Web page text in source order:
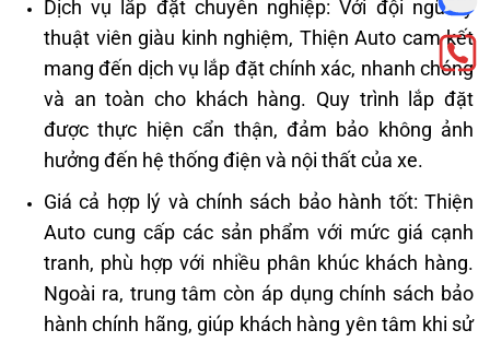
Dịch vụ lắp đặt chuyên nghiệp: Với đội ngũ kỹ
thuật viên giàu kinh nghiệm, Thiện Auto cam kết
mang đến dịch vụ lắp đặt chính xác, nhanh chóng
và an toàn cho khách hàng. Quy trình lắp đặt
được thực hiện cẩn thận, đảm bảo không ảnh
hưởng đến hệ thống điện và nội thất của xe.
Giá cả hợp lý và chính sách bảo hành tốt: Thiện
Auto cung cấp các sản phẩm với mức giá cạnh
tranh, phù hợp với nhiều phân khúc khách hàng.
Ngoài ra, trung tâm còn áp dụng chính sách bảo
hành chính hãng, giúp khách hàng yên tâm khi sử